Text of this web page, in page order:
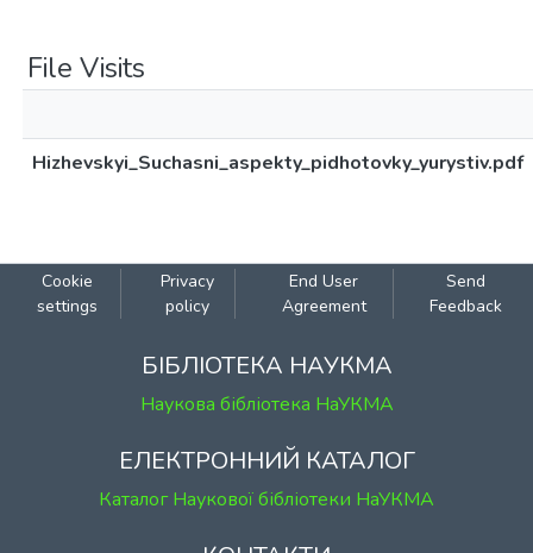
File Visits
Hizhevskyi_Suchasni_aspekty_pidhotovky_yurystiv.pdf
Cookie
settings
Privacy
policy
End User
Agreement
Send
Feedback
БІБЛІОТЕКА НАУКМА
Наукова бібліотека НаУКМА
ЕЛЕКТРОННИЙ КАТАЛОГ
Каталог Наукової бібліотеки НаУКМА